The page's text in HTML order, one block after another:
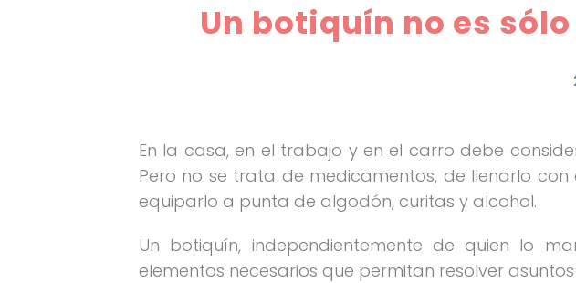
Un botiquín no es
En la casa, en el trabajo y en el carro debe
Pero no se trata de medicamentos, de llenarlo
equiparlo a punta de algodón, curitas y alcohol.
Un botiquín, independientemente de quien lo
elementos necesarios que permitan resolver